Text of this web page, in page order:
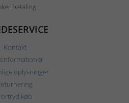
betaling
Kontakt
oplysninger
køb